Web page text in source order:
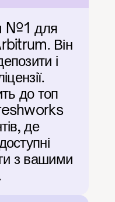
№1 для
Він
і
до топ
де
з вашими